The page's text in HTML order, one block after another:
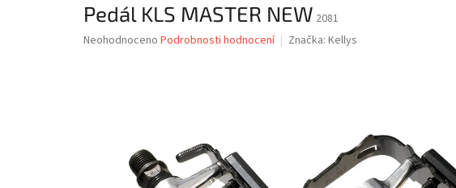
Pedál KLS MASTER NEW 2081
Průměrné
Neohodnoceno Podrobnosti hodnocení Značka: Kellys